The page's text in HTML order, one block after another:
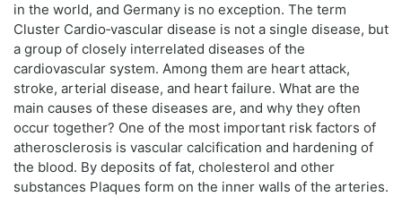
in the world, and Germany is no exception. The term
Cluster Cardio‑vascular disease is not a single disease, but
a group of closely interrelated diseases of the
cardiovascular system. Among them are heart attack,
stroke, arterial disease, and heart failure. What are the
main causes of these diseases are, and why they often
occur together? One of the most important risk factors of
atherosclerosis is vascular calcification and hardening of
the blood. By deposits of fat, cholesterol and other
substances Plaques form on the inner walls of the arteries.